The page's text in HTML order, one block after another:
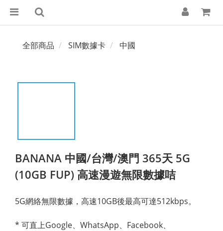
全部商品 SIM數據卡 中國
BANANA 中國/台灣/澳門 365天 5G
(10GB FUP) 高速漫遊無限數據咭
5G網絡無限數據，高速10GB後最高可達512kbps。
* 可直上Google、WhatsApp、Facebook、